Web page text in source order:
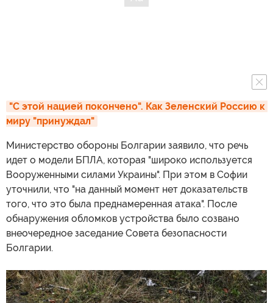
"С этой нацией покончено". Как Зеленский Россию к
миру "принуждал"
Министерство обороны Болгарии заявило, что речь
идет о модели БПЛА, которая "широко используется
Вооруженными силами Украины". При этом в Софии
уточнили, что "на данный момент нет доказательств
того, что это была преднамеренная атака". После
обнаружения обломков устройства было созвано
внеочередное заседание Совета безопасности
Болгарии.